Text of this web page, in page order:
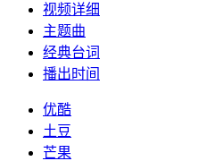
视频详细
主题曲
经典台词
播出时间
优酷
土豆
芒果